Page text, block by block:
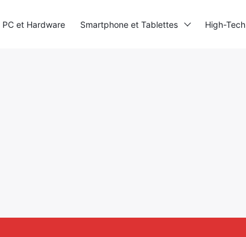
PC et Hardware Smartphone et Tablettes High-Tech